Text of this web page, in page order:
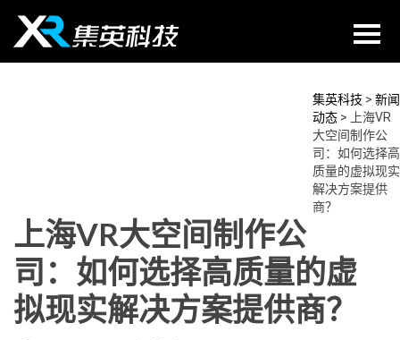
content
集英科技 > 新闻
动态 >
上海VR
大空间制作公
司：如何选择高
质量的虚拟现实
解决方案提供
商？
上海VR大空间制作公
司：如何选择高质量的虚
拟现实解决方案提供商？